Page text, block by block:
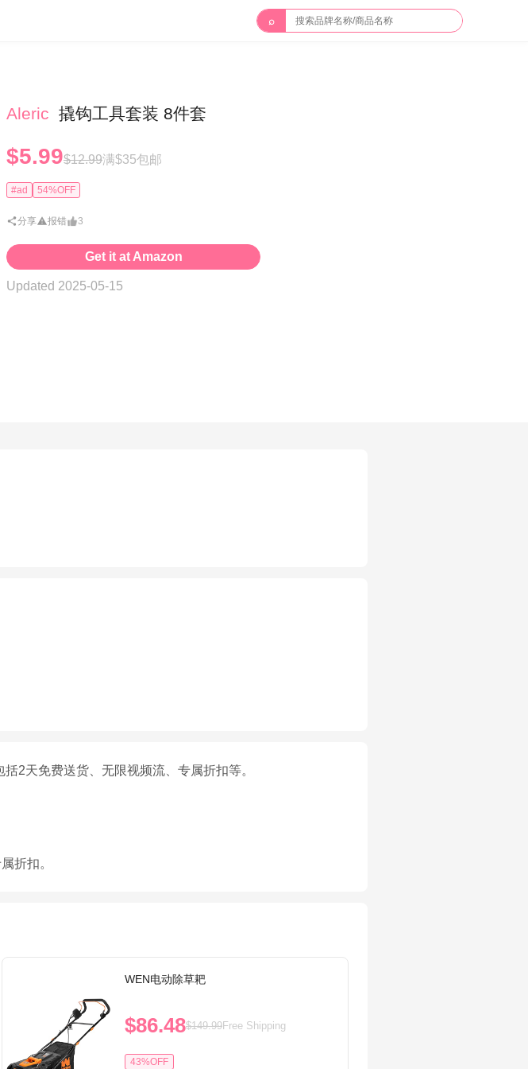
⌕
Aleric 撬钩工具套装 8件套
$5.99$12.99满$35包邮
#ad 54%OFF
分享 报错 3
Get it at Amazon
Updated 2025-05-15
括2天免费送货、无限视频流、专属折扣等。
折扣。
WEN电动除草耙
$86.48$149.99Free Shipping
43%OFF